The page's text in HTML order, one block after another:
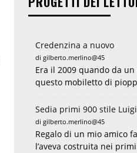
Credenzina a nuovo
di gilberto.merlino@45
Era il 2009 quando da
questo mobiletto di
Sedia primi 900 stile
di gilberto.merlino@45
Regalo di un mio amico
l’aveva costruita nei